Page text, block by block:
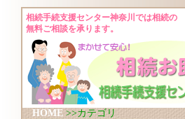
相続手続支援センター神奈川では相続の
無料ご相談を承ります。
HOME >>カテゴリ